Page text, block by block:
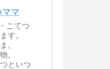
ママ
こてつ
す。
。
。
といつ